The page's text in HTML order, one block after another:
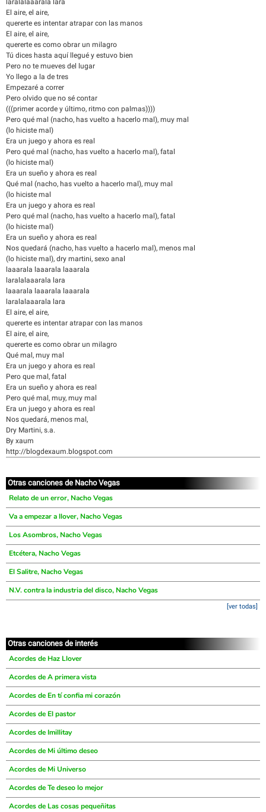
laralalaaarala lara
El aire, el aire,
quererte es intentar atrapar con las manos
El aire, el aire,
quererte es como obrar un milagro
Tú dices hasta aquí llegué y estuvo bien
Pero no te mueves del lugar
Yo llego a la de tres
Empezaré a correr
Pero olvido que no sé contar
(((primer acorde y último, ritmo con palmas))))
Pero qué mal (nacho, has vuelto a hacerlo mal), muy mal
(lo hiciste mal)
Era un juego y ahora es real
Pero qué mal (nacho, has vuelto a hacerlo mal), fatal
(lo hiciste mal)
Era un sueño y ahora es real
Qué mal (nacho, has vuelto a hacerlo mal), muy mal
(lo hiciste mal
Era un juego y ahora es real
Pero qué mal (nacho, has vuelto a hacerlo mal), fatal
(lo hiciste mal)
Era un sueño y ahora es real
Nos quedará (nacho, has vuelto a hacerlo mal), menos mal
(lo hiciste mal), dry martini, sexo anal
laaarala laaarala laaarala
laralalaaarala lara
laaarala laaarala laaarala
laralalaaarala lara
El aire, el aire,
quererte es intentar atrapar con las manos
El aire, el aire,
quererte es como obrar un milagro
Qué mal, muy mal
Era un juego y ahora es real
Pero que mal, fatal
Era un sueño y ahora es real
Pero qué mal, muy, muy mal
Era un juego y ahora es real
Nos quedará, menos mal,
Dry Martini, s.a.
By xaum
http://blogdexaum.blogspot.com
Otras canciones de Nacho Vegas
Relato de un error, Nacho Vegas
Va a empezar a llover, Nacho Vegas
Los Asombros, Nacho Vegas
Etcétera, Nacho Vegas
El Salitre, Nacho Vegas
N.V. contra la industria del disco, Nacho Vegas
[ver todas]
Otras canciones de interés
Acordes de Haz Llover
Acordes de A primera vista
Acordes de En tí confia mi corazón
Acordes de El pastor
Acordes de Imillitay
Acordes de Mi último deseo
Acordes de Mi Universo
Acordes de Te deseo lo mejor
Acordes de Las cosas pequeñitas